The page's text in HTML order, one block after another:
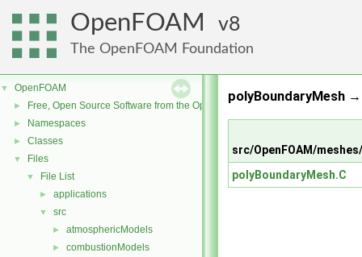
OpenFOAM 8
The OpenFOAM Foundation
▼ OpenFOAM
► Free, Open Source Software from the OpenFOAM Foundation
► Namespaces
► Classes
▼ Files
▼ File List
► applications
▼ src
► atmosphericModels
► combustionModels
polyBoundaryMesh
src/OpenFOAM/
polyBoundaryMesh.C